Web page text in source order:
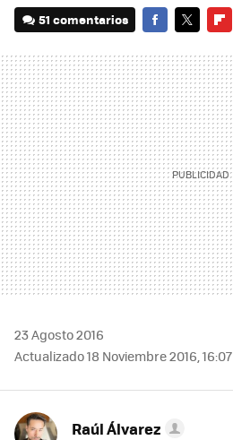
51 comentarios
23 Agosto 2016
Actualizado 18 Noviembre 2016, 16:07
Raúl Álvarez